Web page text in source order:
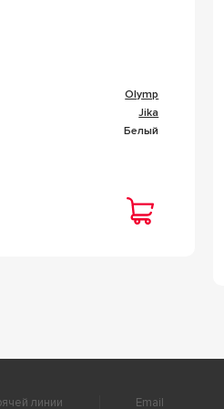
Olymp
Jika
Белый
линии Email